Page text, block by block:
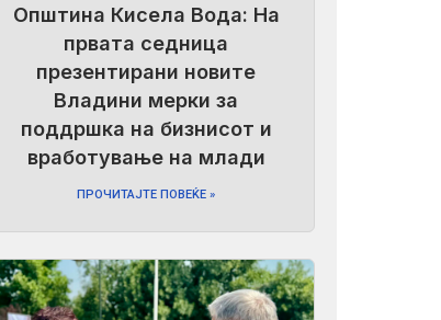
Општина Кисела Вода: На
првата седница
презентирани новите
Владини мерки за
поддршка на бизнисот и
вработување на млади
ПРОЧИТАЈТЕ ПОВЕЌЕ »